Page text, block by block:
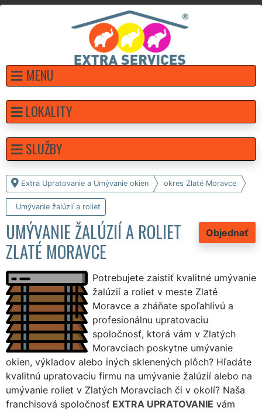
MENU
Extra Upratovanie a Umývanie okien okres Zlaté Moravce
Umývanie žalúzií a roliet
Objednať
UMÝVANIE ŽALÚZIÍ A ROLIET
ZLATÉ MORAVCE
Potrebujete zaistiť kvalitné umývanie
žalúzií a roliet v meste Zlaté
Moravce a zháňate spoľahlivú a
profesionálnu upratovaciu
spoločnosť, ktorá vám v Zlatých
Moravciach poskytne umývanie
okien, výkladov alebo iných sklenených plôch? Hľadáte
kvalitnú upratovaciu firmu na umývanie žalúzií alebo na
umývanie roliet v Zlatých Moravciach či v okolí? Naša
franchisová spoločnosť EXTRA UPRATOVANIE vám
LOKALITY
SLUŽBY